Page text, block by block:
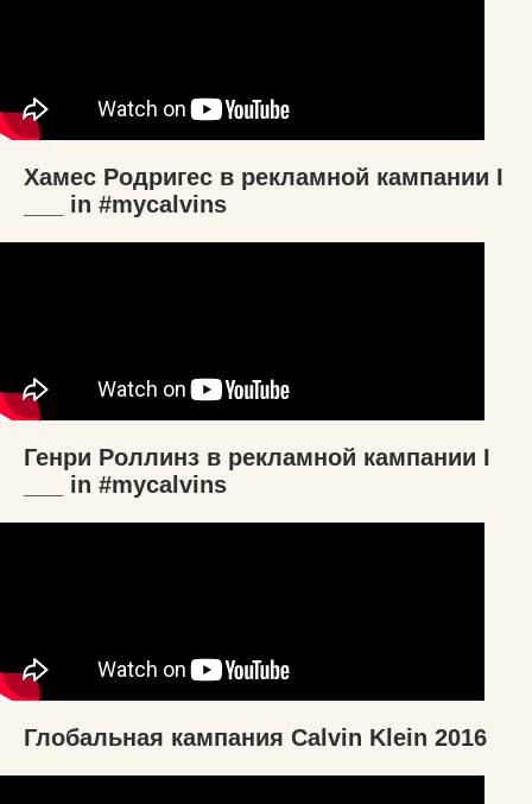
Хамес Родригес в рекламной кампании I
___ in #mycalvins
Генри Роллинз в рекламной кампании I
___ in #mycalvins
Глобальная кампания Calvin Klein 2016